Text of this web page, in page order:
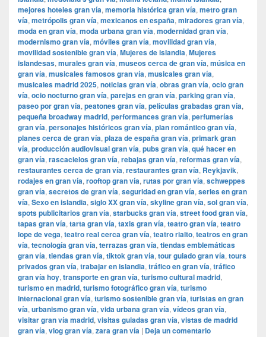
mejores hoteles gran vía, memoria histórica gran vía, metro gran
vía, metrópolis gran vía, mexicanos en españa, miradores gran vía,
moda en gran vía, moda urbana gran vía, modernidad gran vía,
modernismo gran vía, móviles gran vía, movilidad gran vía,
movilidad sostenible gran vía, Mujeres de islandia, Mujeres
islandesas, murales gran vía, museos cerca de gran vía, música en
gran vía, musicales famosos gran vía, musicales gran vía,
musicales madrid 2025, noticias gran vía, obras gran vía, ocio gran
vía, ocio nocturno gran vía, parejas en gran vía, parking gran vía,
paseo por gran vía, peatones gran vía, películas grabadas gran vía,
pequeña broadway madrid, performances gran vía, perfumerías
gran vía, personajes históricos gran vía, plan romántico gran vía,
planes cerca de gran vía, plaza de españa gran vía, primark gran
vía, producción audiovisual gran vía, pubs gran vía, qué hacer en
gran vía, rascacielos gran vía, rebajas gran vía, reformas gran vía,
restaurantes cerca de gran vía, restaurantes gran vía, Reykjavik,
rodajes en gran vía, rooftop gran vía, rutas por gran vía, schweppes
gran vía, secretos de gran vía, seguridad en gran vía, series en gran
vía, Sexo en islandia, siglo XX gran vía, skyline gran vía, sol gran vía,
spots publicitarios gran vía, starbucks gran vía, street food gran vía,
tapas gran vía, tarta gran vía, taxis gran vía, teatro gran vía, teatro
lope de vega, teatro real cerca gran vía, teatro rialto, teatros en gran
vía, tecnología gran vía, terrazas gran vía, tiendas emblemáticas
gran vía, tiendas gran vía, tiktok gran vía, tour guiado gran vía, tours
privados gran vía, trabajar en islandia, tráfico en gran vía, tráfico
gran vía hoy, transporte en gran vía, turismo cultural madrid,
turismo en madrid, turismo fotográfico gran vía, turismo
internacional gran vía, turismo sostenible gran vía, turistas en gran
vía, urbanismo gran vía, vida urbana gran vía, vídeos gran vía,
visitar gran vía madrid, visitas guiadas gran vía, vistas de madrid
gran vía, vlog gran vía, zara gran vía | Deja un comentario